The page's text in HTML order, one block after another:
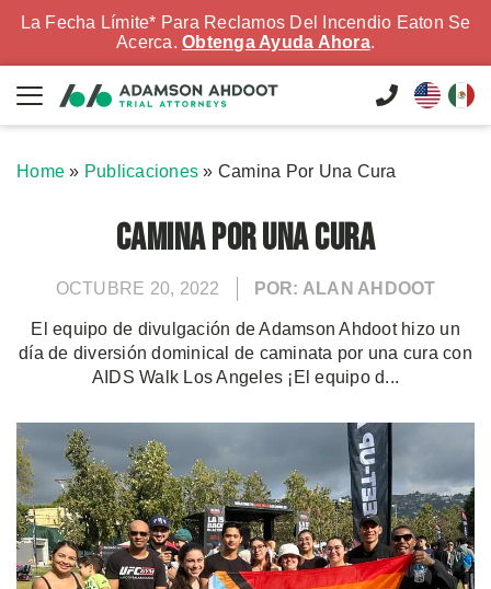
La Fecha Límite* Para Reclamos Del Incendio Eaton Se
Acerca. Obtenga Ayuda Ahora.
Home » Publicaciones » Camina Por Una Cura
Camina Por Una Cura
OCTUBRE 20, 2022 POR: ALAN AHDOOT
El equipo de divulgación de Adamson Ahdoot hizo un
día de diversión dominical de caminata por una cura con
AIDS Walk Los Angeles ¡El equipo d...